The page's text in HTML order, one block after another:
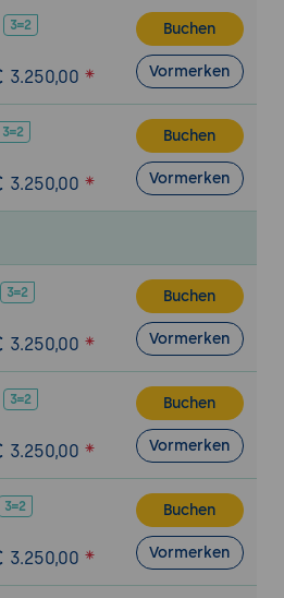
im Switching
Extension zur Bündelung
Ein Campus-Segment
Trunks und Link
und die
redundante Uplinks
- drahtlose Netze
34% - Teil 2)
Konzepte: Kanäle,
Abdeckung
bis Wi-Fi 6E im
und Bereitstellung
3.250,00
Buchen
Vormerken
3.250,00
Buchen
Vormerken
3.250,00
Buchen
Vormerken
3.250,00
Buchen
Vormerken
3.250,00
Buchen
Vormerken